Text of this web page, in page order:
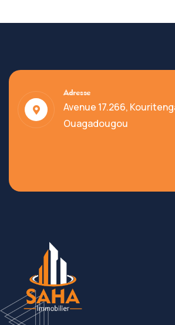
Adresse
Avenue 17.266,
Ouagadougou